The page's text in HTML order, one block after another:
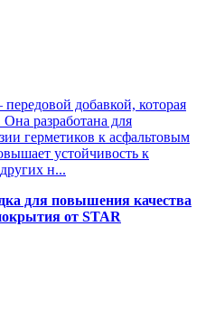
добавкой, которая
разработана для
герметиков к асфальтовым
устойчивость к
н...
для повышения качества
от STAR